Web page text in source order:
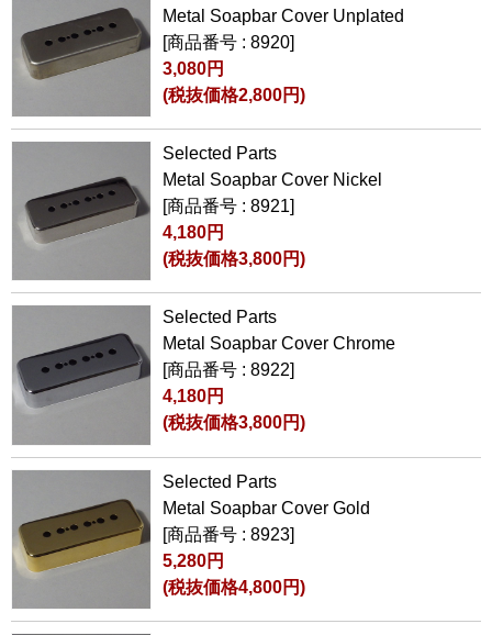
Metal Soapbar Cover Unplated
[商品番号 : 8920]
3,080円
(税抜価格2,800円)
Selected Parts
Metal Soapbar Cover Nickel
[商品番号 : 8921]
4,180円
(税抜価格3,800円)
Selected Parts
Metal Soapbar Cover Chrome
[商品番号 : 8922]
4,180円
(税抜価格3,800円)
Selected Parts
Metal Soapbar Cover Gold
[商品番号 : 8923]
5,280円
(税抜価格4,800円)